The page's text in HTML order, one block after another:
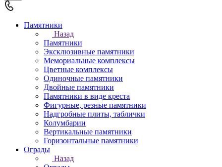
Памятники
Назад
Памятники
Эксклюзивные памятники
Мемориальные комплексы
Цветные комплексы
Одиночные памятники
Двойные памятники
Памятники в виде креста
Фигурные, резные памятники
Надгробные плиты, таблички
Колумбарии
Вертикальные памятники
Горизонтальные памятники
Ограды
Назад